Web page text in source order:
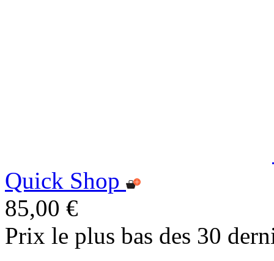
Quick Shop
85,00 €
Prix le plus bas des 30